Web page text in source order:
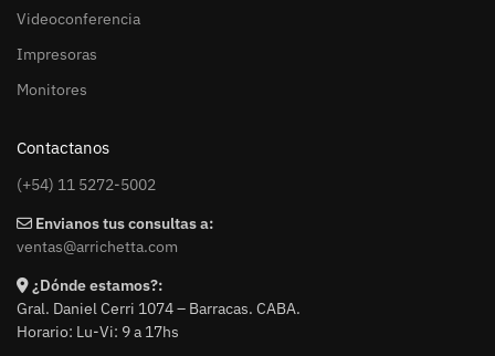
Videoconferencia
Impresoras
Monitores
Contactanos
(+54) 11 5272-5002
Envianos tus consultas a:
ventas@arrichetta.com
¿Dónde estamos?:
Gral. Daniel Cerri 1074 – Barracas. CABA.
Horario: Lu-Vi: 9 a 17hs